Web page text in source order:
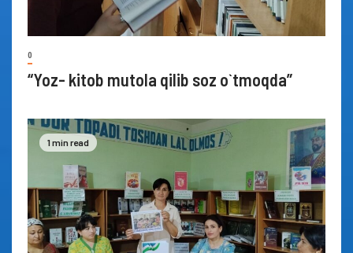
0
“Yoz- kitob mutola qilib soz o`tmoqda”
1 min read